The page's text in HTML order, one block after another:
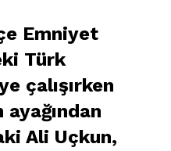
Emniyet
Türk
çalışırken
Ali Uçkun,